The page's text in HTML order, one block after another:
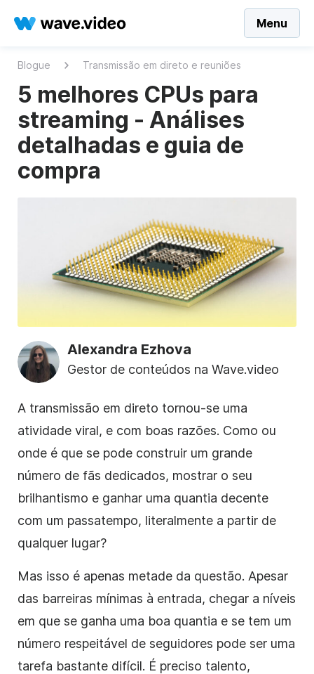
Menu
Blogue Transmissão em direto e reuniões
5 melhores CPUs para
streaming - Análises
detalhadas e guia de
compra
Alexandra Ezhova
Gestor de conteúdos na Wave.video
A transmissão em direto tornou-se uma
atividade viral, e com boas razões. Como ou
onde é que se pode construir um grande
número de fãs dedicados, mostrar o seu
brilhantismo e ganhar uma quantia decente
com um passatempo, literalmente a partir de
qualquer lugar?
Mas isso é apenas metade da questão. Apesar
das barreiras mínimas à entrada, chegar a níveis
em que se ganha uma boa quantia e se tem um
número respeitável de seguidores pode ser uma
tarefa bastante difícil. É preciso talento,